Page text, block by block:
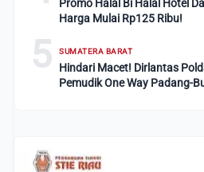
Promo Halal Bi Halal Hotel
Harga Mulai Rp125 Ribu!
5 SUMATERA BARAT
Hindari Macet! Dirlantas
Pemudik One Way Padang-